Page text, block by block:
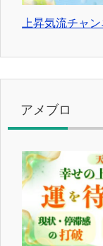
上昇気流チャ
アメブロ